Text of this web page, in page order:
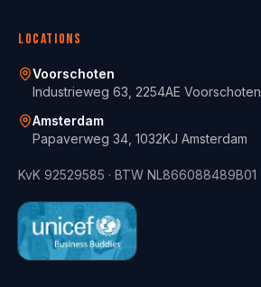
Locations
Voorschoten
Industrieweg 63, 2254AE Voorschoten
Amsterdam
Papaverweg 34, 1032KJ Amsterdam
KvK 92529585 · BTW NL866088489B01